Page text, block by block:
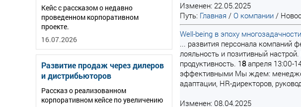
Кейс с рассказом о недавно
проведенном корпоративном
проекте.
16.07.2026
Развитие продаж через дилеров
и дистрибьюторов
Рассказ о реализованном
корпоративном кейсе по увеличению
Изменен: 22.05.2025
Путь: Главная / О компании /
Well-being в эпоху многозадачности
... развития персонала компаний
лояльность и позитивный
продуктивность. 18апреля 13:00-
эффективными Мы ждем:
адаптации, HR-директоров,
Изменен: 08.04.2025